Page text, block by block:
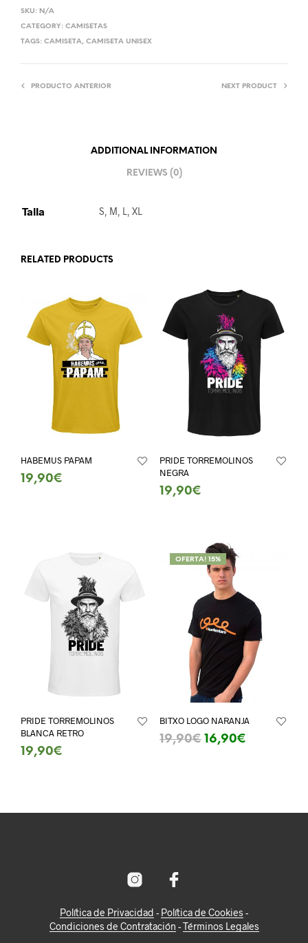
SKU: N/A
CATEGORY: CAMISETAS
TAGS: CAMISETA, CAMISETA UNISEX
PRODUCTO ANTERIOR NEXT PRODUCT
ADDITIONAL INFORMATION
REVIEWS (0)
Talla S, M, L, XL
RELATED PRODUCTS
HABEMUS PAPAM
19,90€
PRIDE TORREMOLINOS
NEGRA
19,90€
PRIDE TORREMOLINOS
BLANCA RETRO
19,90€
OFERTA! 15%
BITXO LOGO NARANJA
19,90€ 16,90€
Política de Privacidad - Política de Cookies -
Condiciones de Contratación -Términos Legales